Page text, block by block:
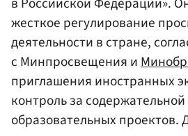
жесткое регулирование
деятельности в стране,
с Минпросвещения и
приглашения иностранных
контроль за
образовательных проектов.